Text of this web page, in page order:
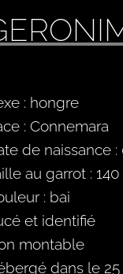
: hongre
: Connemara
de naissance
au garrot :
: bai
et identifié
montable
dans le 25